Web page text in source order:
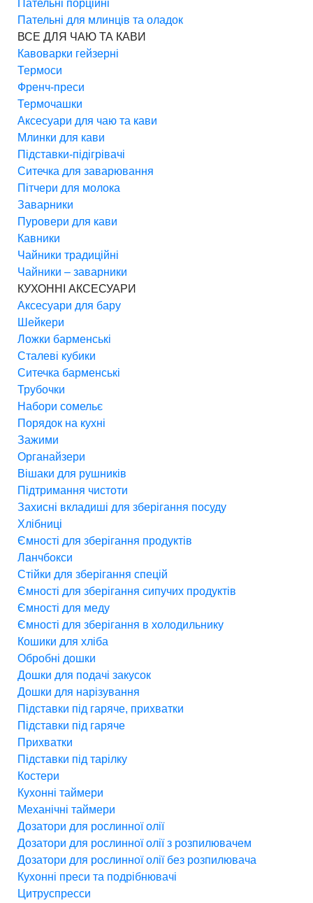
Пательні порційні
Пательні для млинців та оладок
ВСЕ ДЛЯ ЧАЮ ТА КАВИ
Кавоварки гейзерні
Термоси
Френч-преси
Термочашки
Аксесуари для чаю та кави
Млинки для кави
Підставки-підігрівачі
Ситечка для заварювання
Пітчери для молока
Заварники
Пуровери для кави
Кавники
Чайники традиційні
Чайники – заварники
КУХОННІ АКСЕСУАРИ
Аксесуари для бару
Шейкери
Ложки барменські
Сталеві кубики
Ситечка барменські
Трубочки
Набори сомельє
Порядок на кухні
Зажими
Органайзери
Вішаки для рушників
Підтримання чистоти
Захисні вкладиші для зберігання посуду
Хлібниці
Ємності для зберігання продуктів
Ланчбокси
Стійки для зберігання спецій
Ємності для зберігання сипучих продуктів
Ємності для меду
Ємності для зберігання в холодильнику
Кошики для хліба
Обробні дошки
Дошки для подачі закусок
Дошки для нарізування
Підставки під гаряче, прихватки
Підставки під гаряче
Прихватки
Підставки під тарілку
Костери
Кухонні таймери
Механічні таймери
Дозатори для рослинної олії
Дозатори для рослинної олії з розпилювачем
Дозатори для рослинної олії без розпилювача
Кухонні преси та подрібнювачі
Цитруспресси